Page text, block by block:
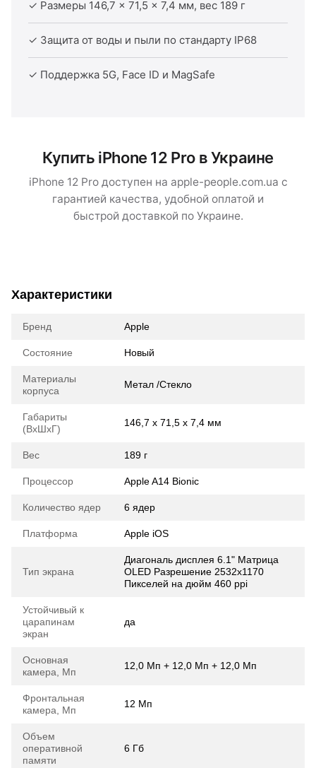
✓ Размеры 146,7 × 71,5 × 7,4 мм, вес 189 г
✓ Защита от воды и пыли по стандарту IP68
✓ Поддержка 5G, Face ID и MagSafe
Купить iPhone 12 Pro в Украине
iPhone 12 Pro доступен на apple-people.com.ua с
гарантией качества, удобной оплатой и
быстрой доставкой по Украине.
Характеристики
Бренд Apple
Состояние Новый
Материалы
корпуса
Метал /Стекло
Габариты
(ВхШхГ)
146,7 х 71,5 х 7,4 мм
Вес 189 г
Процессор Apple A14 Bionic
Количество ядер 6 ядер
Платформа Apple iOS
Тип экрана
Диагональ дисплея 6.1" Матрица
OLED Разрешение 2532х1170
Пикселей на дюйм 460 ppi
Устойчивый к
царапинам
экран
да
Основная
камера, Мп
12,0 Мп + 12,0 Мп + 12,0 Мп
Фронтальная
камера, Мп
12 Мп
Объем
оперативной
памяти
6 Гб